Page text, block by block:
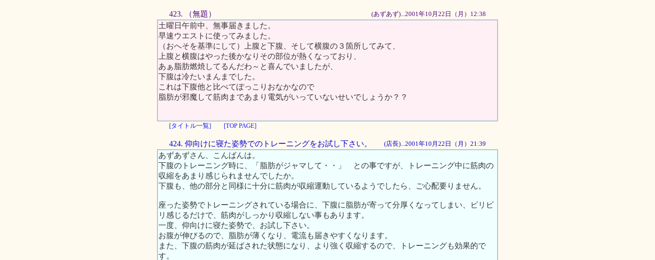
423. （無題） (あずあず)...2001年10月22日（月）12:38
土曜日午前中、無事届きました。
早速ウエストに使ってみました。
（おへそを基準にして）上腹と下腹、そして横腹の３箇所してみて、
上腹と横腹はやった後かなりその部位が熱くなっており、
あぁ脂肪燃焼してるんだわ～と喜んでいましたが、
下腹は冷たいまんまでした。
これは下腹他と比べてぽっこりおなかなので
脂肪が邪魔して筋肉まであまり電気がいっていないせいでしょうか？？
[タイトル一覧] [TOP PAGE]
424. 仰向けに寝た姿勢でのトレーニングをお試し下さい。 (店長)...2001年10月22日（月）21:39
あずあずさん、こんばんは。
下腹のトレーニング時に、「脂肪がジャマして・・」 との事ですが、トレーニング中に筋肉の
収縮をあまり感じられませんでしたか。
下腹も、他の部分と同様に十分に筋肉が収縮運動しているようでしたら、ご心配要りません。
座った姿勢でトレーニングされている場合に、下腹に脂肪が寄って分厚くなってしまい、ビリビ
リ感じるだけで、筋肉がしっかり収縮しない事もあります。
一度、仰向けに寝た姿勢で、お試し下さい。
お腹が伸びるので、脂肪が薄くなり、電流も届きやすくなります。
また、下腹の筋肉が延ばされた状態になり、より強く収縮するので、トレーニングも効果的で
す。